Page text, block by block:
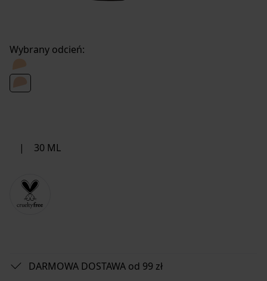
Wybrany odcień:
| 30 ML
DARMOWA DOSTAWA od 99 zł